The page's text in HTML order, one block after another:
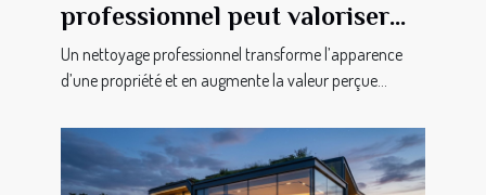
professionnel peut valoriser
votre propriété?
Un nettoyage professionnel transforme l’apparence
d’une propriété et en augmente la valeur perçue...